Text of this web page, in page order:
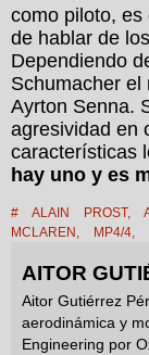
como piloto,
de hablar de
Dependiendo
Schumacher el
Ayrton Senna.
agresividad en
características
hay uno y es
# ALAIN PROST,
MCLAREN
MP4/4
AITOR
Aitor Gutiérrez
aerodinámica y
Engineering por